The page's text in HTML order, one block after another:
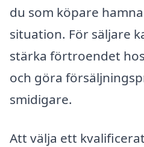
du som köpare
situation. För säljare
stärka förtroendet
och göra
smidigare.
Att välja ett